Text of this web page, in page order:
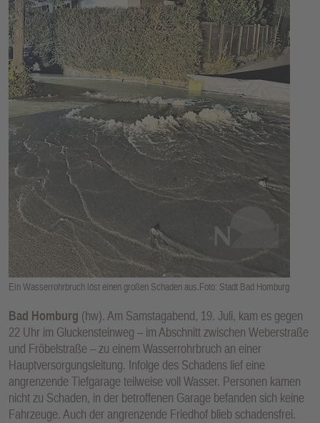
Ein Wasserrohrbruch löst einen großen Schaden aus.Foto: Stadt Bad Homburg
Bad Homburg (hw). Am Samstagabend, 19. Juli, kam es gegen
22 Uhr im Gluckensteinweg – im Abschnitt zwischen Weberstraße
und Fröbelstraße – zu einem Wasserrohrbruch an einer
Hauptversorgungsleitung. Infolge des Schadens lief eine
angrenzende Tiefgarage teilweise voll Wasser. Personen kamen
nicht zu Schaden, in der betroffenen Garage befanden sich keine
Fahrzeuge. Auch der angrenzende Friedhof blieb schadensfrei.
E
N